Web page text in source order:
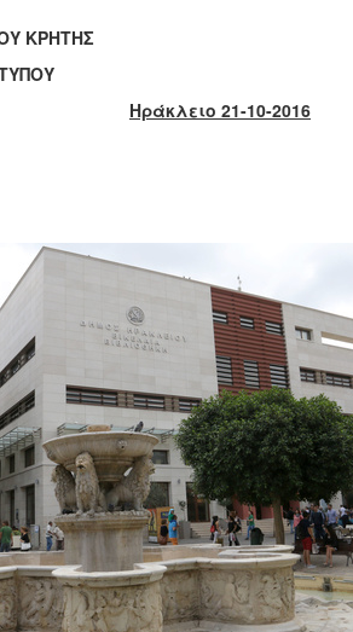
ΚΡΗΤΗΣ
Ηράκλειο 21-10-2016